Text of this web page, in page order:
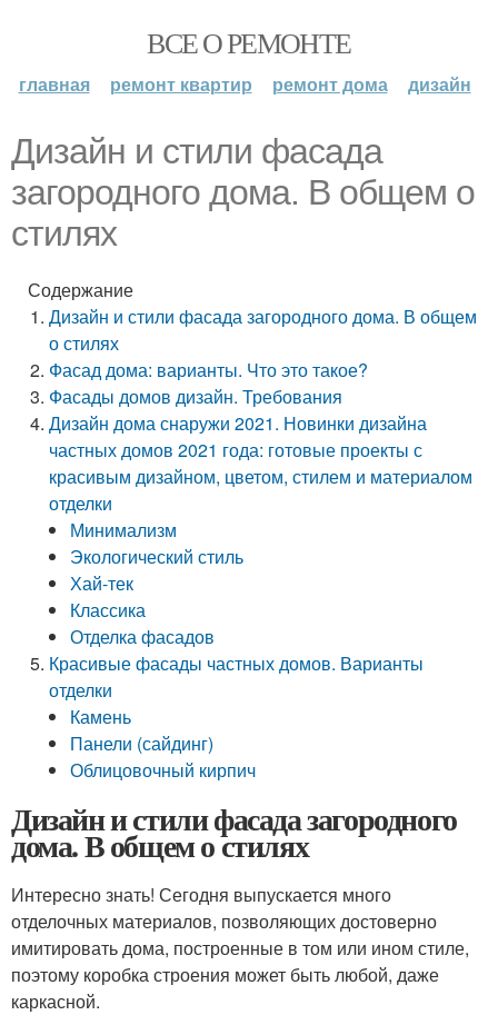
ВСЕ О РЕМОНТЕ
главная ремонт квартир ремонт дома дизайн
Дизайн и стили фасада
загородного дома. В общем о
стилях
Содержание
Дизайн и стили фасада загородного дома. В общем
о стилях
Фасад дома: варианты. Что это такое?
Фасады домов дизайн. Требования
Дизайн дома снаружи 2021. Новинки дизайна
частных домов 2021 года: готовые проекты с
красивым дизайном, цветом, стилем и материалом
отделки
Минимализм
Экологический стиль
Хай-тек
Классика
Отделка фасадов
Красивые фасады частных домов. Варианты
отделки
Камень
Панели (сайдинг)
Облицовочный кирпич
Дизайн и стили фасада загородного
дома. В общем о стилях
Интересно знать! Сегодня выпускается много
отделочных материалов, позволяющих достоверно
имитировать дома, построенные в том или ином стиле,
поэтому коробка строения может быть любой, даже
каркасной.